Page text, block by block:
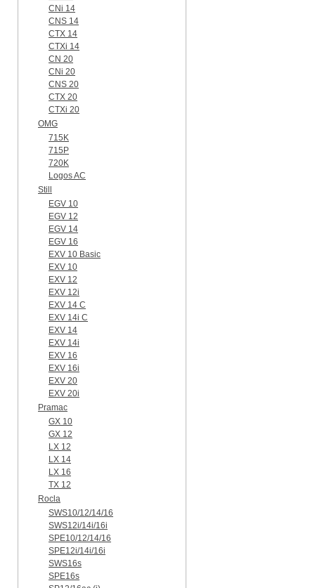
CNi 14
CNS 14
CTX 14
CTXi 14
CN 20
CNi 20
CNS 20
CTX 20
CTXi 20
OMG
715K
715P
720K
Logos AC
Still
EGV 10
EGV 12
EGV 14
EGV 16
EXV 10 Basic
EXV 10
EXV 12
EXV 12i
EXV 14 C
EXV 14i C
EXV 14
EXV 14i
EXV 16
EXV 16i
EXV 20
EXV 20i
Pramac
GX 10
GX 12
LX 12
LX 14
LX 16
TX 12
Rocla
SWS10/12/14/16
SWS12i/14i/16i
SPE10/12/14/16
SPE12i/14i/16i
SWS16s
SPE16s